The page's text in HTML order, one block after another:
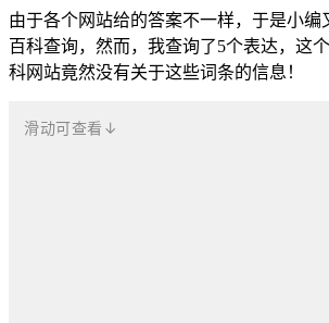
由于各个网站给的答案不一样，于是小编
百科查询，然而，我查询了5个表达，这
科网站竟然没有关于这些词条的信息！
滑动可查看↓